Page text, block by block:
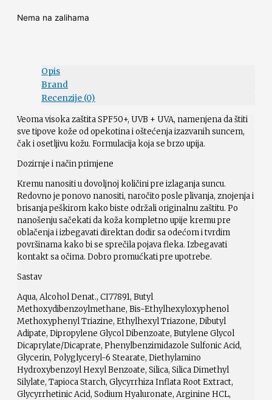
Nema na zalihama
Opis
Brand
Recenzije (0)
Veoma visoka zaštita SPF50+, UVB + UVA, namenjena da štiti
sve tipove kože od opekotina i oštećenja izazvanih suncem,
čak i osetljivu kožu. Formulacija koja se brzo upija.
Dozirnje i način primjene
Kremu nanositi u dovoljnoj količini pre izlaganja suncu.
Redovno je ponovo nanositi, naročito posle plivanja, znojenja i
brisanja peškirom kako biste održali originalnu zaštitu. Po
nanošenju sačekati da koža kompletno upije kremu pre
oblačenja i izbegavati direktan dodir sa odećom i tvrdim
površinama kako bi se sprečila pojava fleka. Izbegavati
kontakt sa očima. Dobro promućkati pre upotrebe.
Sastav
Aqua, Alcohol Denat., CI77891, Butyl
Methoxydibenzoylmethane, Bis-Ethylhexyloxyphenol
Methoxyphenyl Triazine, Ethylhexyl Triazone, Dibutyl
Adipate, Dipropylene Glycol Dibenzoate, Butylene Glycol
Dicaprylate/Dicaprate, Phenylbenzimidazole Sulfonic Acid,
Glycerin, Polyglyceryl-6 Stearate, Diethylamino
Hydroxybenzoyl Hexyl Benzoate, Silica, Silica Dimethyl
Silylate, Tapioca Starch, Glycyrrhiza Inflata Root Extract,
Glycyrrhetinic Acid, Sodium Hyaluronate, Arginine HCL,